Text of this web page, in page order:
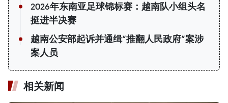
2026年东南亚足球锦标赛：越南队小组头名
挺进半决赛
越南公安部起诉并通缉“推翻人民政府”案涉
案人员
相关新闻